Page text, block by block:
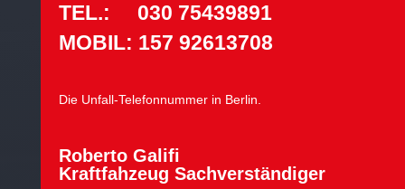
TEL.: 030 75439891
MOBIL: 157 92613708
Die Unfall-Telefonnummer in Berlin.
Roberto Galifi
Kraftfahzeug Sachverständiger